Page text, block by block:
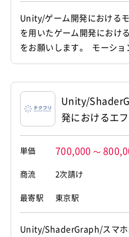
Unity/ゲーム開発における
を用いたゲーム開発におけ
をお願いします。 モーシ
感やテンポも含めた設計や
案件、エンジニア、プログ
Unity/
発におけるエ
単価 700,000 ～
商流
2次請け
最寄駅 東京駅
Unity/ShaderGraph/スマホ